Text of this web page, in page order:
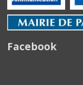
Facebook